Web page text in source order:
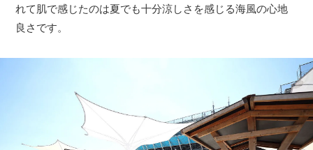
れて肌で感じたのは夏でも十分涼しさを感じる海風の心地
良さです。